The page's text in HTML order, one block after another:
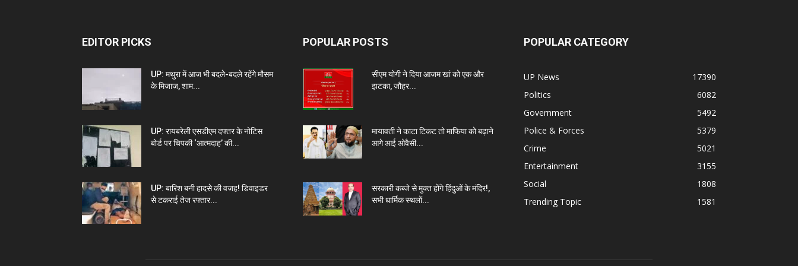
EDITOR PICKS
UP: मथुरा में आज भी बदले-बदले रहेंगे मौसम
के मिजाज, शाम...
UP: रायबरेली एसडीएम दफ्तर के नोटिस
बोर्ड पर चिपकी ‘आत्मदाह’ की...
UP: बारिश बनी हादसे की वजह! डिवाइडर
से टकराई तेज रफ्तार...
POPULAR POSTS
सीएम योगी ने दिया आजम खां को एक और
झटका, जौहर...
मायावती ने काटा टिकट तो माफिया को बढ़ाने
आगे आई ओवैसी...
सरकारी कब्जे से मुक्त होंगे हिंदुओं के मंदिर!,
सभी धार्मिक स्थलों...
POPULAR CATEGORY
UP News
17390
Politics
6082
Government
5492
Police & Forces
5379
Crime
5021
Entertainment
3155
Social
1808
Trending Topic
1581